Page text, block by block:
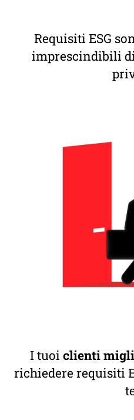
Requisiti ESG
imprescindibili
I tuoi clienti
richiedere requisiti